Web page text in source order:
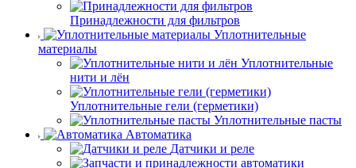
Принадлежности для фильтров
Уплотнительные
материалы
Уплотнительные
нити и лён
Уплотнительные гели (герметики)
Уплотнительные пасты
Автоматика
Датчики и реле